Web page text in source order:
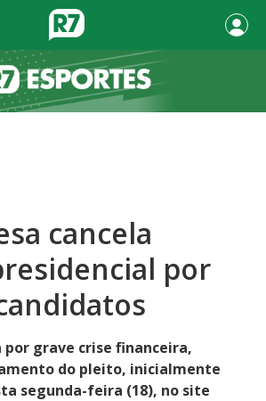
cancela
por
por grave crise financeira,
do pleito, inicialmente
segunda-feira (18), no site